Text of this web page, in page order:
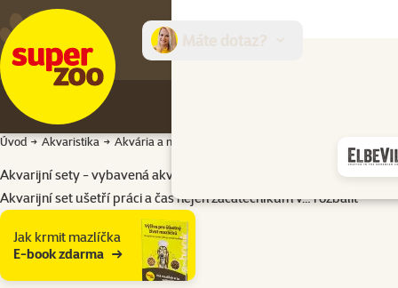
Úvod Akvaristika Akvária a nábytek
Akvarijní sety - vybavená akvária
Akvarijní set ušetří práci a čas nejen začátečníkům v…rozbalit
Podkategorie
Jak krmit mazlíčka
E-book zdarma